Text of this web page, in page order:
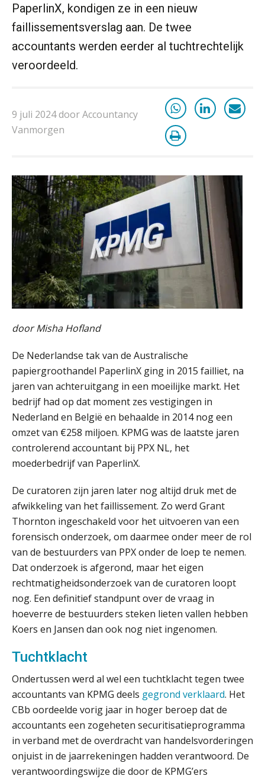
PaperlinX, kondigen ze in een nieuw
faillissementsverslag aan. De twee
accountants werden eerder al tuchtrechtelijk
veroordeeld.
9 juli 2024 door Accountancy
Vanmorgen
door Misha Hofland
De Nederlandse tak van de Australische
papiergroothandel PaperlinX ging in 2015 failliet, na
jaren van achteruitgang in een moeilijke markt. Het
bedrijf had op dat moment zes vestigingen in
Nederland en België en behaalde in 2014 nog een
omzet van €258 miljoen. KPMG was de laatste jaren
controlerend accountant bij PPX NL, het
moederbedrijf van PaperlinX.
De curatoren zijn jaren later nog altijd druk met de
afwikkeling van het faillissement. Zo werd Grant
Thornton ingeschakeld voor het uitvoeren van een
forensisch onderzoek, om daarmee onder meer de rol
van de bestuurders van PPX onder de loep te nemen.
Dat onderzoek is afgerond, maar het eigen
rechtmatigheidsonderzoek van de curatoren loopt
nog. Een definitief standpunt over de vraag in
hoeverre de bestuurders steken lieten vallen hebben
Koers en Jansen dan ook nog niet ingenomen.
Tuchtklacht
Ondertussen werd al wel een tuchtklacht tegen twee
accountants van KPMG deels gegrond verklaard. Het
CBb oordeelde vorig jaar in hoger beroep dat de
accountants een zogeheten securitisatieprogramma
in verband met de overdracht van handelsvorderingen
onjuist in de jaarrekeningen hadden verantwoord. De
verantwoordingswijze die door de KPMG’ers
ICT & AI | “Slim automatiseren begint
bij gedrag”
spanningsvelden die het vak
veranderen
ICT & AI | “Wie bewust kiest, kiest
ICT & AI | Waarom inzicht nog geen
advies is
ICT & AI | De accountant als
rekenwonder
Dashboard voor
De vijf grootste uitdagingen in
capaciteitsplanning
Yousri Mandour: “Verandering begint
waar het schuurt”
Waarom het huidige verdienmodel
van accountants verleden tijd is